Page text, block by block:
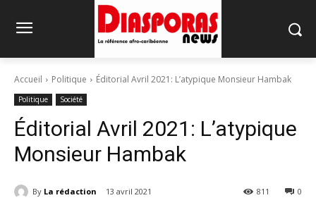
Accueil Politique Éditorial Avril 2021: L’atypique Monsieur Hambak
Politique Société
Éditorial Avril 2021: L’atypique
Monsieur Hambak
By La rédaction 13 avril 2021 0
811